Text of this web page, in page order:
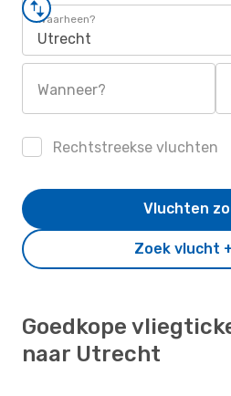
Waarheen?
Utrecht
Wanneer?
Rechtstreekse vluchten
Zoek vlucht
Vluchten
Goedkope
naar Utrecht